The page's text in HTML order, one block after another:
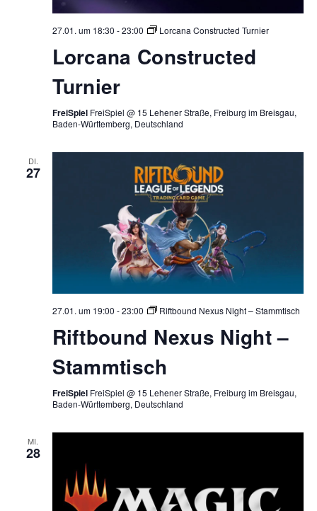
27.01. um 18:30 -23:00 Lorcana Constructed Turnier
Lorcana Constructed
Turnier
FreiSpiel FreiSpiel @ 15 Lehener Straße, Freiburg im Breisgau,
Baden-Württemberg, Deutschland
DI.
27
27.01. um 19:00 -23:00 Riftbound Nexus Night – Stammtisch
Riftbound Nexus Night –
Stammtisch
FreiSpiel FreiSpiel @ 15 Lehener Straße, Freiburg im Breisgau,
Baden-Württemberg, Deutschland
MI.
28